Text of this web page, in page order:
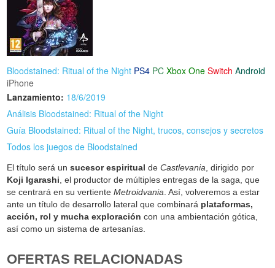
Bloodstained: Ritual of the Night PS4 PC Xbox One Switch Android
iPhone
Lanzamiento: 18/6/2019
Análisis Bloodstained: Ritual of the Night
Guía Bloodstained: Ritual of the Night, trucos, consejos y secretos
Todos los juegos de Bloodstained
El título será unsucesor espiritual deCastlevania, dirigido por
Koji Igarashi, el productor de múltiples entregas de la saga, que
se centrará en su vertienteMetroidvania. Así, volveremos a estar
ante un título de desarrollo lateral que combinará plataformas,
acción, rol y mucha exploración con una ambientación gótica,
así como un sistema de artesanías.
OFERTAS RELACIONADAS